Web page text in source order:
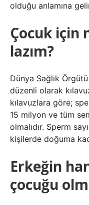
olduğu anlamına
Çocuk için
lazım?
Dünya Sağlık
düzenli olarak
kılavuzlara göre;
15 milyon ve tüm
olmalıdır. Sperm
kişilerde doğuma
Erkeğin
çocuğu